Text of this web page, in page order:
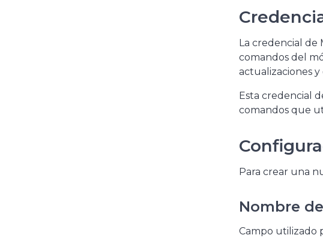
La credencial
comandos del
actualizaciones
Esta credencial
comandos que
Para crear una
Nombre
Campo utilizado